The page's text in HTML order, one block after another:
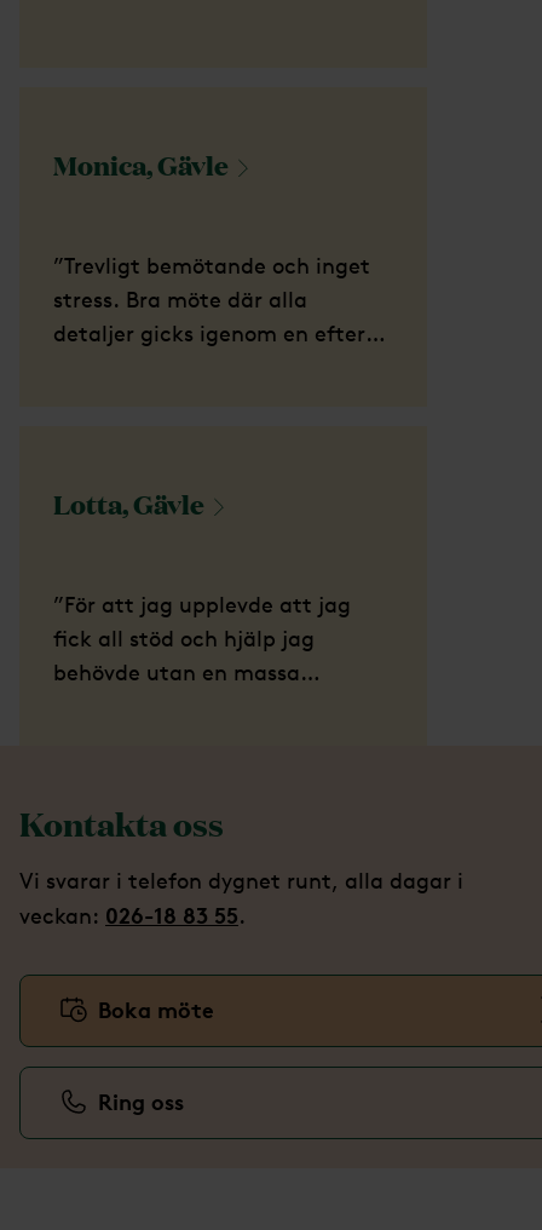
Monica,Gävle
”Trevligt bemötande och inget
stress. Bra möte där alla
detaljer gicks igenom en efter
Lotta,Gävle
”För att jag upplevde att jag
fick all stöd och hjälp jag
behövde utan en massa
Kontakta oss
Vi svarar i telefon dygnet runt, alla dagar i
veckan: 026-18 83 55.
Boka möte
Ring oss